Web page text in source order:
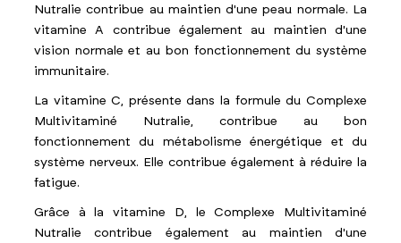
Nutralie contribue au maintien d'une peau normale. La
vitamine A contribue également au maintien d'une
vision normale et au bon fonctionnement du système
immunitaire.
La vitamine C, présente dans la formule du Complexe
Multivitaminé Nutralie, contribue au bon
fonctionnement du métabolisme énergétique et du
système nerveux. Elle contribue également à réduire la
fatigue.
Grâce à la vitamine D, le Complexe Multivitaminé
Nutralie contribue également au maintien d'une